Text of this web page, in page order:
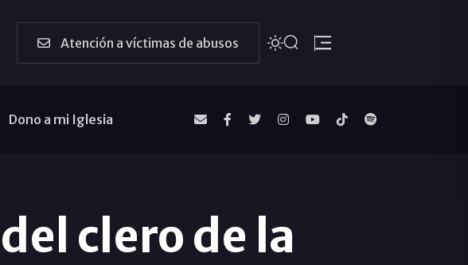
Atención a víctimas de abusos
Dono a mi Iglesia
clero de la